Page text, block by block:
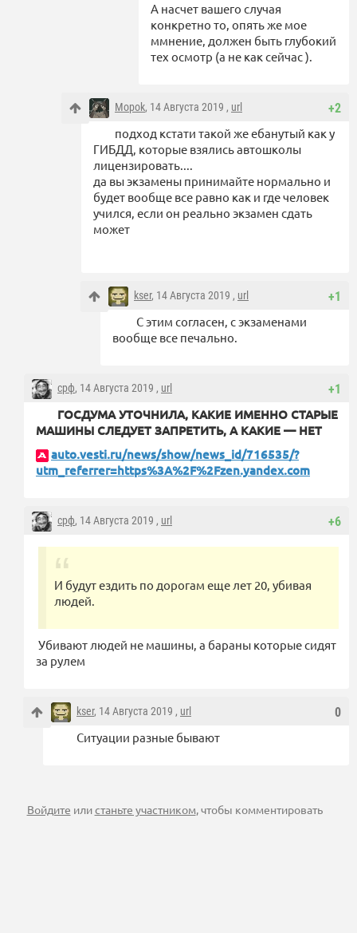
А насчет вашего случая
конкретно то, опять же мое
ммнение, должен быть глубокий
тех осмотр (а не как сейчас ).
+2
Mopok, 14 Августа 2019 , url
подход кстати такой же ебанутый как у
ГИБДД, которые взялись автошколы
лицензировать....
да вы экзамены принимайте нормально и
будет вообще все равно как и где человек
учился, если он реально экзамен сдать
может
+1
kser, 14 Августа 2019 , url
С этим согласен, с экзаменами
вообще все печально.
+1
срф, 14 Августа 2019 , url
ГОСДУМА УТОЧНИЛА, КАКИЕ ИМЕННО СТАРЫЕ
МАШИНЫ СЛЕДУЕТ ЗАПРЕТИТЬ, А КАКИЕ — НЕТ
auto.vesti.ru/news/show/news_id/716535/?
utm_referrer=https%3A%2F%2Fzen.yandex.com
+6
срф, 14 Августа 2019 , url
И будут ездить по дорогам еще лет 20, убивая
людей.
Убивают людей не машины, а бараны которые сидят
за рулем
0
kser, 14 Августа 2019 , url
Ситуации разные бывают
Войдите илистаньте участником, чтобы комментировать